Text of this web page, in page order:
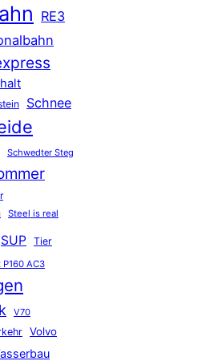
RE3
Schnee
Schwedter Steg
Steel is real
SUP Tier
P160 AC3
V70
Volvo